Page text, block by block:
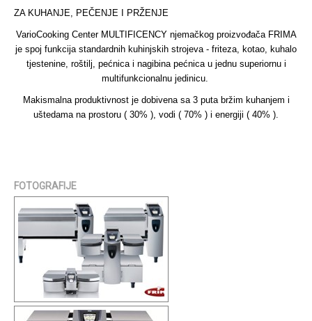
ZA KUHANJE, PEČENJE I PRŽENJE
VarioCooking Center MULTIFICENCY njemačkog proizvođača FRIMA
je spoj funkcija standardnih kuhinjskih strojeva - friteza, kotao, kuhalo
tjestenine, roštilj, pećnica i nagibina pećnica u jednu superiornu i
multifunkcionalnu jedinicu.
Makismalna produktivnost je dobivena sa 3 puta bržim kuhanjem i
uštedama na prostoru ( 30% ), vodi ( 70% ) i energiji ( 40% ).
FOTOGRAFIJE